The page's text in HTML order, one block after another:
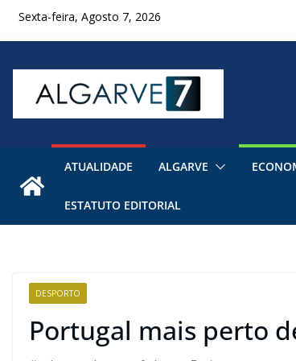
SkipSexta-feira, Agosto 7, 2026
ATUALIDADE ALGARVE
ESTATUTO EDITORIAL
DESPORTO
Portugal mais perto